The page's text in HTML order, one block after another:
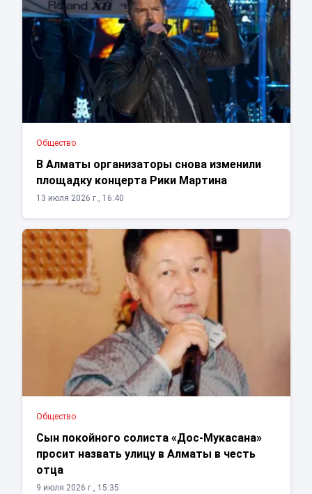
Общество
В Алматы организаторы снова изменили
площадку концерта Рики Мартина
13 июля 2026 г., 16:40
Общество
Сын покойного солиста «Дос-Мукасана»
просит назвать улицу в Алматы в честь
отца
9 июля 2026 г., 15:35